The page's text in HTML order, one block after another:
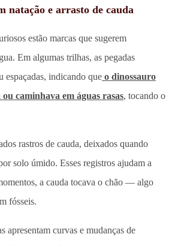
natação e arrasto de cauda
estão marcas que sugerem
Em algumas trilhas, as pegadas
espaçadas, indicando que o dinossauro
caminhava em águas rasas, tocando o
rastros de cauda, deixados quando
solo úmido. Esses registros ajudam a
a cauda tocava o chão — algo
fósseis.
apresentam curvas e mudanças de